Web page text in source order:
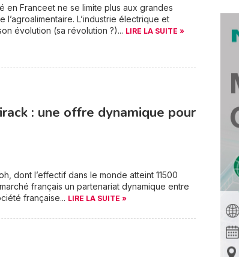
en Franceet ne se limite plus aux grandes
l’agroalimentaire. L’industrie électrique et
évolution (sa révolution ?)... LIRE LA SUITE »
: une offre dynamique pour
dont l’effectif dans le monde atteint 11500
français un partenariat dynamique entre
française... LIRE LA SUITE »